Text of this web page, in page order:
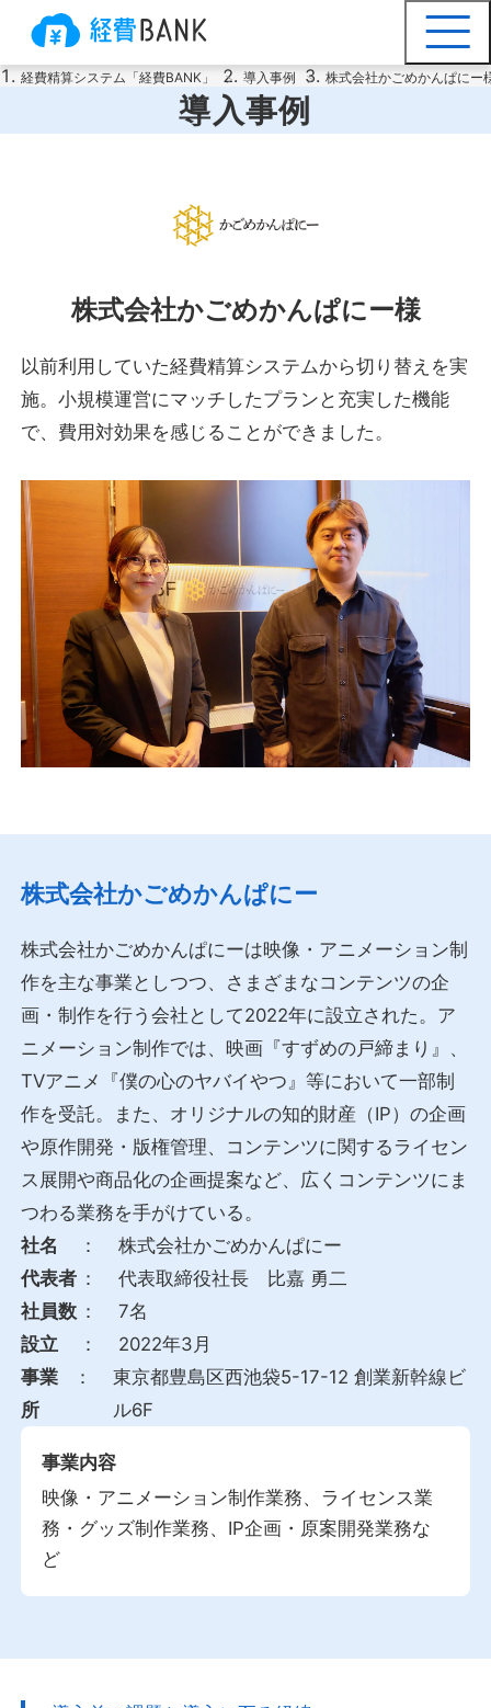
経費精算システム「経費BANK」 導入事例 株式会社かごめかんぱにー
導入事例
株式会社かごめかんぱにー様
以前利用していた経費精算システムから切り替えを実
施。小規模運営にマッチしたプランと充実した機能
で、費用対効果を感じることができました。
株式会社かごめかんぱにー
株式会社かごめかんぱにーは映像・アニメーション制
作を主な事業としつつ、さまざまなコンテンツの企
画・制作を行う会社として2022年に設立された。ア
ニメーション制作では、映画『すずめの戸締まり』、
TVアニメ『僕の心のヤバイやつ』等において一部制
作を受託。また、オリジナルの知的財産（IP）の企画
や原作開発・版権管理、コンテンツに関するライセン
ス展開や商品化の企画提案など、広くコンテンツにま
つわる業務を手がけている。
社名
：
株式会社かごめかんぱにー
代表者 ：
代表取締役社長 比嘉 勇二
社員数 ：
7名
設立
：
2022年3月
事業
所
：
東京都豊島区西池袋5-17-12 創業新幹線ビ
ル6F
事業内容
映像・アニメーション制作業務、ライセンス業
務・グッズ制作業務、IP企画・原案開発業務な
ど